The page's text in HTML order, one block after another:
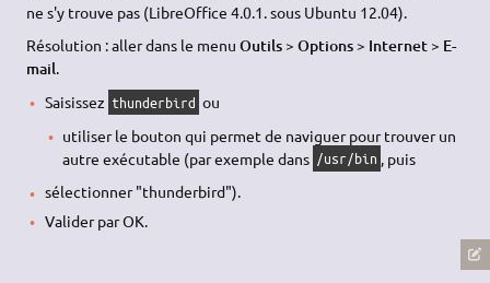
ne s'y trouve pas (LibreOffice 4.0.1. sous Ubuntu 12.04).
Résolution : aller dans le menuOutils > Options > Internet > E-
mail.
Saisissez thunderbird ou
utiliser le bouton qui permet de naviguer pour trouver un
autre exécutable (par exemple dans /usr/bin
, puis
sélectionner "thunderbird").
Valider par OK.